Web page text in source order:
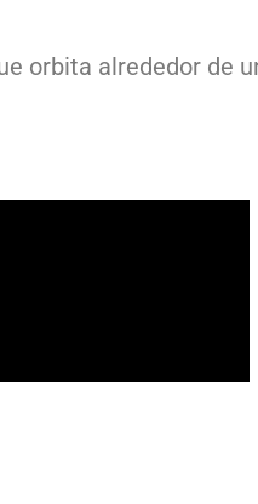
orbita alrededor de